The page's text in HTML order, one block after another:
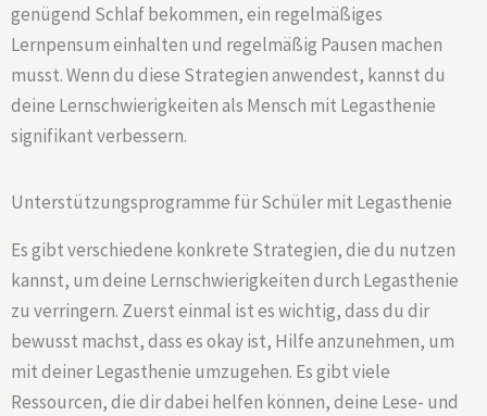
genügend Schlaf bekommen, ein regelmäßiges
Lernpensum einhalten und regelmäßig Pausen machen
musst. Wenn du diese Strategien anwendest, kannst du
deine Lernschwierigkeiten als Mensch mit Legasthenie
signifikant verbessern.
Unterstützungsprogramme für Schüler mit Legasthenie
Es gibt verschiedene konkrete Strategien, die du nutzen
kannst, um deine Lernschwierigkeiten durch Legasthenie
zu verringern. Zuerst einmal ist es wichtig, dass du dir
bewusst machst, dass es okay ist, Hilfe anzunehmen, um
mit deiner Legasthenie umzugehen. Es gibt viele
Ressourcen, die dir dabei helfen können, deine Lese- und